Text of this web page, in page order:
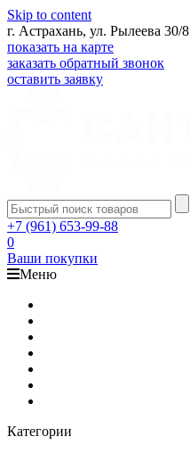
Skip to content
г. Астрахань, ул. Рылеева 30/8
показать на карте
заказать обратный звонок
оставить заявку
+7 (961) 653-99-88
0
Ваши покупки
Меню
Категории